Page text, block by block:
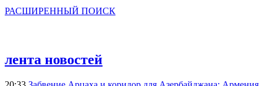
РАСШИРЕННЫЙ ПОИСК
лента новостей